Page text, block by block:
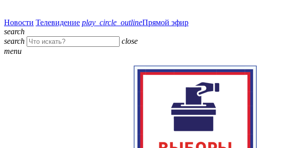
Новости Телевидение play_circle_outlineПрямой эфир
search
search
close
menu